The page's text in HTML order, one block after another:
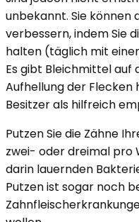
unbekannt. Sie können
verbessern, indem Sie
halten (täglich mit
Es gibt Bleichmittel auf
Aufhellung der Flecken
Besitzer als hilfreich
Putzen Sie die Zähne
zwei- oder dreimal pro
darin lauernden
Putzen ist sogar noch